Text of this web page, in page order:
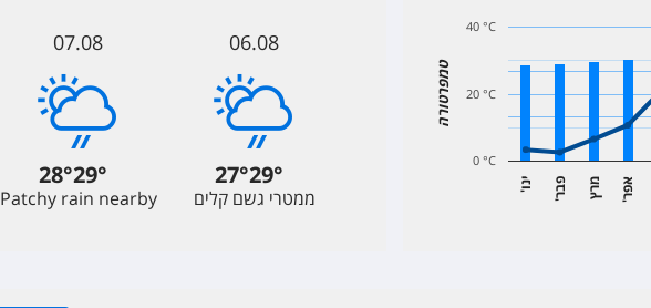
'
י
נ
ו
'
פ
ב
ר מרץ
'
א
פ
ר
0 °C
20 °C
40 °C
טמפרטורה
06.08
29°
27°
ממטרי גשם קלים
07.08
29°
28°
Patchy rain nearby